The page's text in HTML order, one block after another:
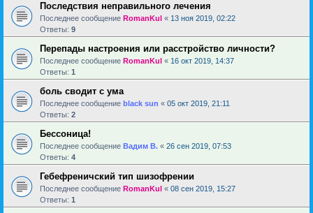
Последствия неправильного лечения
Последнее сообщение RomanKul « 13 ноя 2019, 02:22
Ответы: 9
Перепады настроения или расстройство личности?
Последнее сообщение RomanKul « 16 окт 2019, 14:37
Ответы: 1
боль сводит с ума
Последнее сообщение black sun « 05 окт 2019, 21:11
Ответы: 2
Бессоница!
Последнее сообщение Вадим В. « 26 сен 2019, 07:53
Ответы: 4
Гебефреничский тип шизофрении
Последнее сообщение RomanKul « 08 сен 2019, 15:27
Ответы: 1